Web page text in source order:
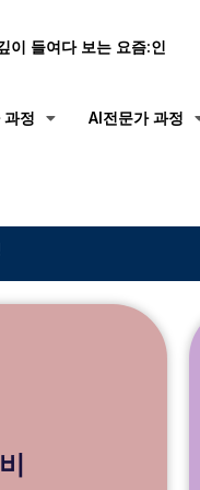
이 들여다 보는 요즘:인
과정 AI전문가 과정